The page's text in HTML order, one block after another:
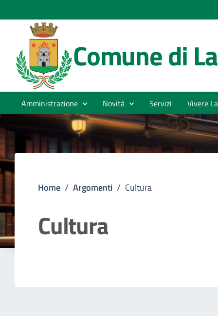
Comune di
Amministrazione Novità Servizi Vivere
Home / Argomenti / Cultura
Cultura